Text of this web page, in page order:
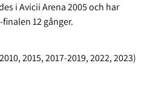
i Avicii Arena 2005 och har
12 gånger.
2015, 2017-2019, 2022, 2023)